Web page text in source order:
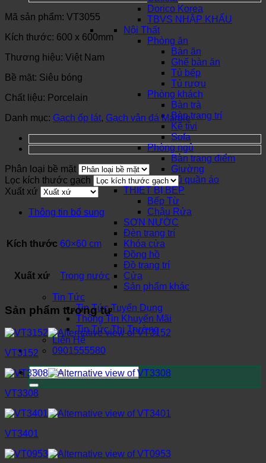
Dorico Korea
TBVS NHẬP KHẨU
Nội Thất
Phòng ăn
Bàn ăn
Ghế bàn ăn
Tủ bếp
Tủ rượu
Phòng khách
Bàn trà
Bàn trang trí
Kệ tivi
Sofa
Phòng ngủ
Bàn trang điểm
Giường
Tủ quần áo
THIẾT BỊ BẾP
Bếp Từ
Chậu Rửa
SƠN NƯỚC
Đèn trang trí
Khóa cửa
Đồng hồ
Đồ trang trí
Cửa
Sản phẩm khác
Tin Tức
Tin Tức Tuyển Dụng
Thông Tin Khuyến Mãi
Tin Tức Thị Trường
Liên Hệ
0901555580
Tìm
kiếm:
Mã sản phẩm: VT3055
Kích thước: 600 x 600mm
Thương hiệu: Việt Nam
Bề mặt: Siêu bóng
Chất liệu: Porcelain
Danh mục: Gạch ốp lát, Gạch vân đá Marble
Phân loại bề mặt
Lọc kích thước gạch
Xuất xứ
Thông tin bổ sung
Kích thước 60×60 cm
Xuất xứ Trong nước
Sản phẩm tương tự
VT3152
VT3308
VT3401